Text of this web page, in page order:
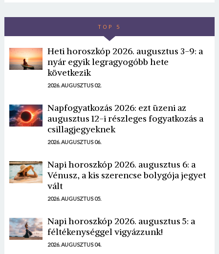
TOP 5
Heti horoszkóp 2026. augusztus 3-9: a
nyár egyik legragyogóbb hete
következik
2026. AUGUSZTUS 02.
Napfogyatkozás 2026: ezt üzeni az
augusztus 12-i részleges fogyatkozás a
csillagjegyeknek
2026. AUGUSZTUS 06.
Napi horoszkóp 2026. augusztus 6: a
Vénusz, a kis szerencse bolygója jegyet
vált
2026. AUGUSZTUS 05.
Napi horoszkóp 2026. augusztus 5: a
féltékenységgel vigyázzunk!
2026. AUGUSZTUS 04.